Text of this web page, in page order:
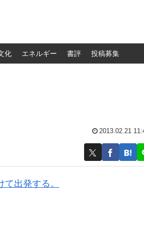
化 エネルギー 書評 投稿募集
2013.02.21
出発する。